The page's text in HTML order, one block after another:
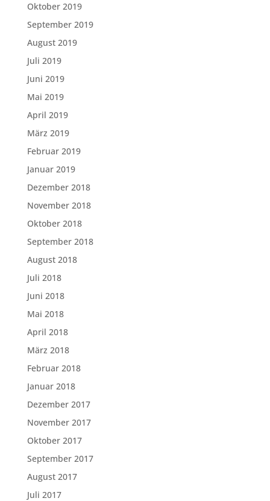
Oktober 2019
September 2019
August 2019
Juli 2019
Juni 2019
Mai 2019
April 2019
März 2019
Februar 2019
Januar 2019
Dezember 2018
November 2018
Oktober 2018
September 2018
August 2018
Juli 2018
Juni 2018
Mai 2018
April 2018
März 2018
Februar 2018
Januar 2018
Dezember 2017
November 2017
Oktober 2017
September 2017
August 2017
Juli 2017